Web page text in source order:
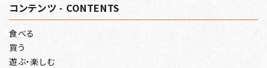
コンテンツ - CONTENTS
食べる
買う
遊ぶ・楽しむ